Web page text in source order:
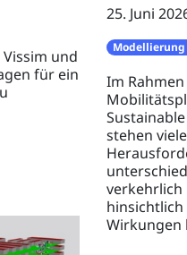
und
für ein
25. Juni
Im
stehen
verkehrlich
Wirkungen